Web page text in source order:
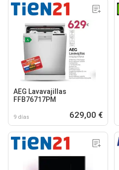
AEG Lavavajillas
FFB76717PM
9 días 629,00 €